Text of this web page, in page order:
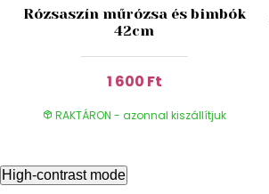
Rózsaszín műrózsa és bimbók
42cm
1 600 Ft
RAKTÁRON - azonnal kiszállítjuk
High-contrast mode